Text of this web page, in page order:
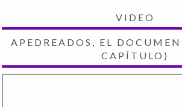
VIDEO
APEDREADOS, EL
CAPÍTULO)